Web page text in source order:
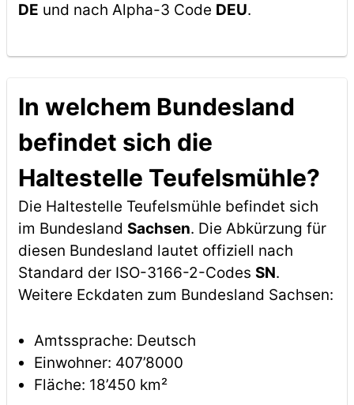
DE und nach Alpha-3 Code DEU.
In welchem Bundesland
befindet sich die
Haltestelle Teufelsmühle?
Die Haltestelle Teufelsmühle befindet sich
im Bundesland Sachsen. Die Abkürzung für
diesen Bundesland lautet offiziell nach
Standard der ISO-3166-2-Codes SN.
Weitere Eckdaten zum Bundesland Sachsen:
Amtssprache: Deutsch
Einwohner: 407’8000
Fläche: 18’450 km²